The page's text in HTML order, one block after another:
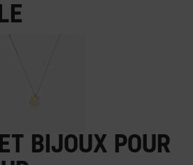
et bijoux pour